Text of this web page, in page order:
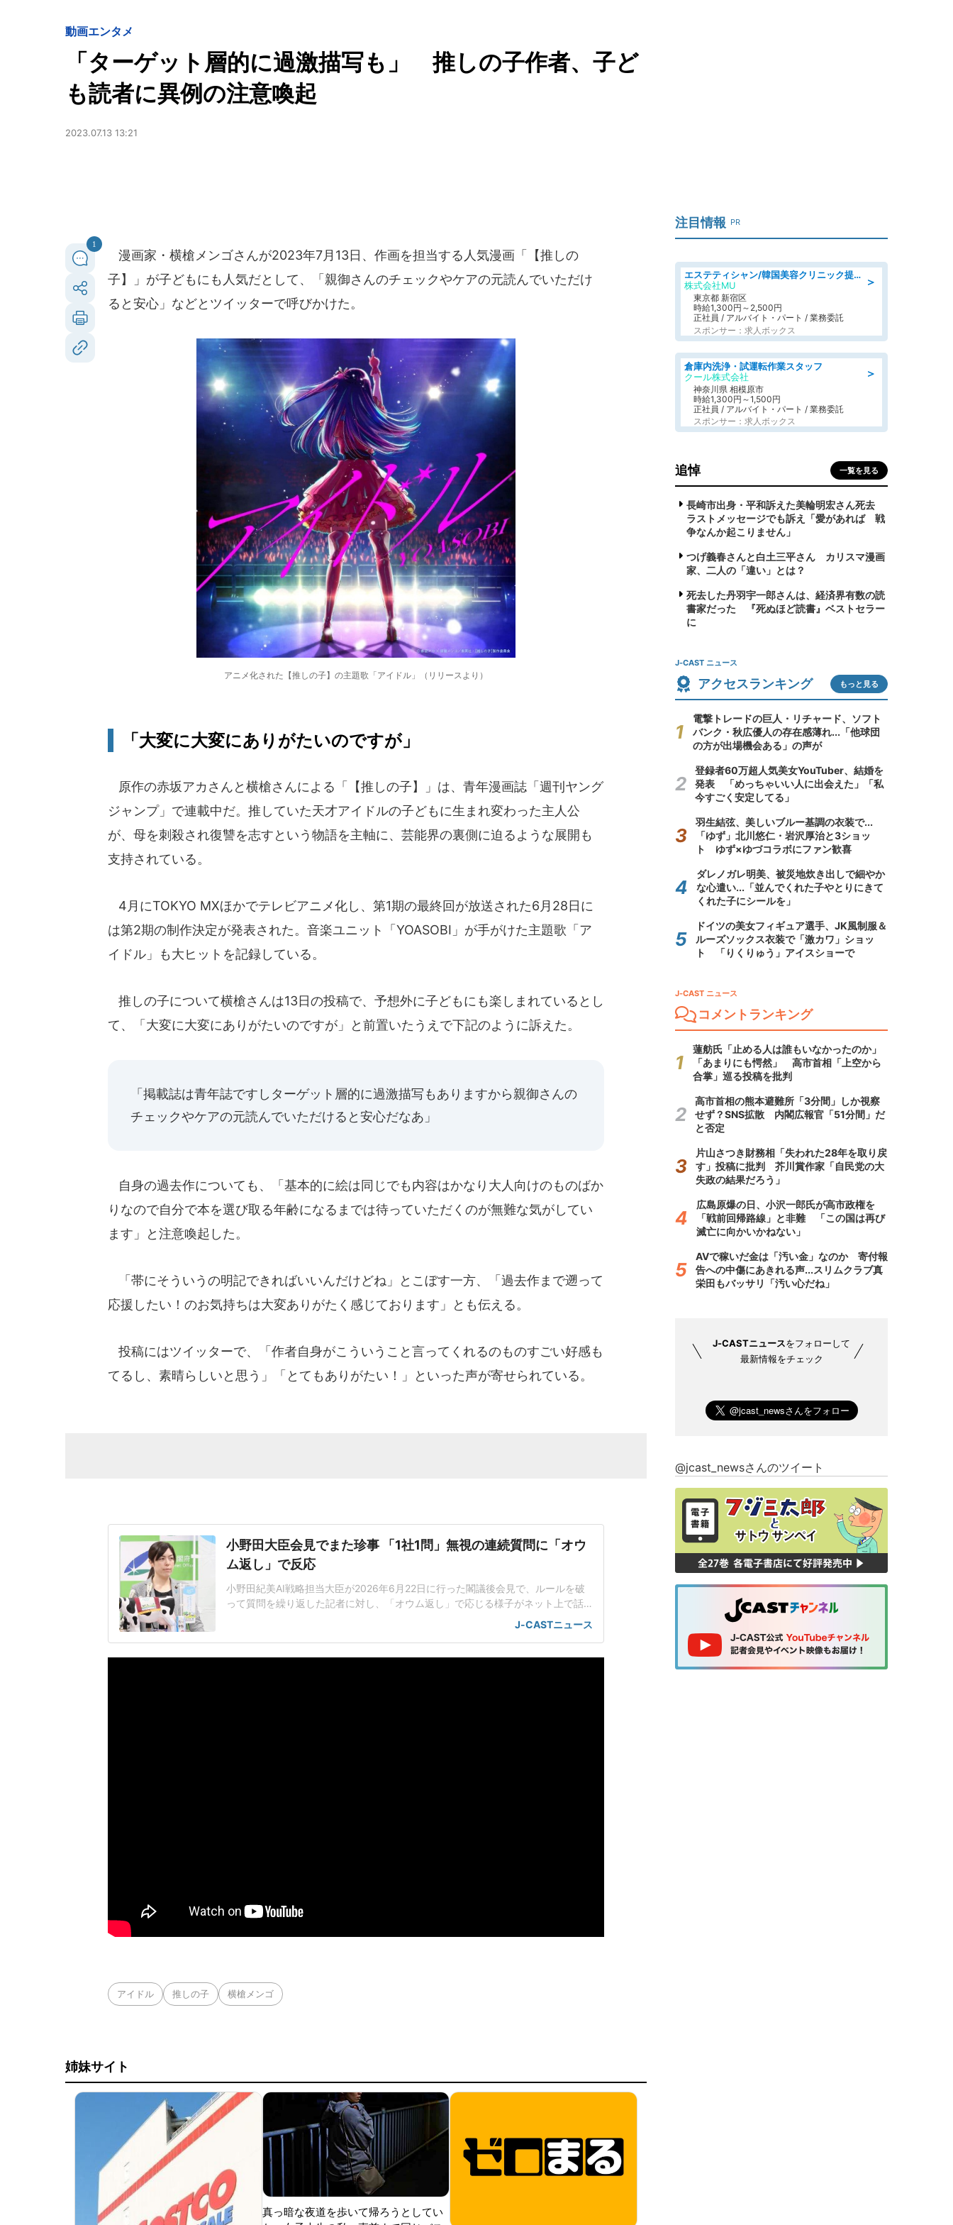
動画エンタメ
「ターゲット層的に過激描写も」 推しの子作者、子ど
も読者に異例の注意喚起
2023.07.13 13:21
1
漫画家・横槍メンゴさんが2023年7月13日、作画を担当する人気漫画「【推しの
子】」が子どもにも人気だとして、「親御さんのチェックやケアの元読んでいただけ
ると安心」などとツイッターで呼びかけた。
アニメ化された【推しの子】の主題歌「アイドル」（リリースより）
「大変に大変にありがたいのですが」
原作の赤坂アカさんと横槍さんによる「【推しの子】」は、青年漫画誌「週刊ヤング
ジャンプ」で連載中だ。推していた天才アイドルの子どもに生まれ変わった主人公
が、母を刺殺され復讐を志すという物語を主軸に、芸能界の裏側に迫るような展開も
支持されている。
4月にTOKYO MXほかでテレビアニメ化し、第1期の最終回が放送された6月28日に
は第2期の制作決定が発表された。音楽ユニット「YOASOBI」が手がけた主題歌「ア
イドル」も大ヒットを記録している。
推しの子について横槍さんは13日の投稿で、予想外に子どもにも楽しまれているとし
て、「大変に大変にありがたいのですが」と前置いたうえで下記のように訴えた。
「掲載誌は青年誌ですしターゲット層的に過激描写もありますから親御さんの
チェックやケアの元読んでいただけると安心だなあ」
自身の過去作についても、「基本的に絵は同じでも内容はかなり大人向けのものばか
りなので自分で本を選び取る年齢になるまでは待っていただくのが無難な気がしてい
ます」と注意喚起した。
「帯にそういうの明記できればいいんだけどね」とこぼす一方、「過去作まで遡って
応援したい！のお気持ちは大変ありがたく感じております」とも伝える。
投稿にはツイッターで、「作者自身がこういうこと言ってくれるのものすごい好感も
てるし、素晴らしいと思う」「とてもありがたい！」といった声が寄せられている。
小野田大臣会見でまた珍事 「1社1問」無視の連続質問に「オウ
ム返し」で反応
小野田紀美AI戦略担当大臣が2026年6月22日に行った閣議後会見で、ルールを破
って質問を繰り返した記者に対し、「オウム返し」で応じる様子がネット上で話
題となっている。人工知能基本計画の改定素案めぐり応酬小野田氏は会見で、人
工知能基本計画の改定素案を決定したことを報告した。話題を集めているのは、
J-CASTニュース
アイドル 推しの子 横槍メンゴ
姉妹サイト
真っ暗な夜道を歩いて帰ろうとしてい
注目情報 PR
＞
エステティシャン/韓国美容クリニック提携サロン
株式会社MU
東京都 新宿区
時給1,300円～2,500円
正社員 / アルバイト・パート / 業務委託
スポンサー：求人ボックス
＞
倉庫内洗浄・試運転作業スタッフ
クール株式会社
神奈川県 相模原市
時給1,300円～1,500円
正社員 / アルバイト・パート / 業務委託
スポンサー：求人ボックス
追悼 一覧を見る
長崎市出身・平和訴えた美輪明宏さん死去
ラストメッセージでも訴え「愛があれば 戦
争なんか起こりません」
つげ義春さんと白土三平さん カリスマ漫画
家、二人の「違い」とは？
死去した丹羽宇一郎さんは、経済界有数の読
書家だった 『死ぬほど読書』ベストセラー
に
J-CAST ニュース
アクセスランキング もっと見る
電撃トレードの巨人・リチャード、ソフト
バンク・秋広優人の存在感薄れ...「他球団
の方が出場機会ある」の声が
登録者60万超人気美女YouTuber、結婚を
発表 「めっちゃいい人に出会えた」「私
今すごく安定してる」
羽生結弦、美しいブルー基調の衣装で...
「ゆず」北川悠仁・岩沢厚治と3ショッ
ト ゆず×ゆづコラボにファン歓喜
ダレノガレ明美、被災地炊き出しで細やか
な心遣い...「並んでくれた子やとりにきて
くれた子にシールを」
ドイツの美女フィギュア選手、JK風制服＆
ルーズソックス衣装で「激カワ」ショッ
ト 「りくりゅう」アイスショーで
J-CAST ニュース
コメントランキング
蓮舫氏「止める人は誰もいなかったのか」
「あまりにも愕然」 高市首相「上空から
合掌」巡る投稿を批判
高市首相の熊本避難所「3分間」しか視察
せず？SNS拡散 内閣広報官「51分間」だ
と否定
片山さつき財務相「失われた28年を取り戻
す」投稿に批判 芥川賞作家「自民党の大
失政の結果だろう」
広島原爆の日、小沢一郎氏が高市政権を
「戦前回帰路線」と非難 「この国は再び
滅亡に向かいかねない」
AVで稼いだ金は「汚い金」なのか 寄付報
告への中傷にあきれる声...スリムクラブ真
栄田もバッサリ「汚い心だね」
J-CASTニュースをフォローして
最新情報をチェック
@jcast_newsさんのツイート